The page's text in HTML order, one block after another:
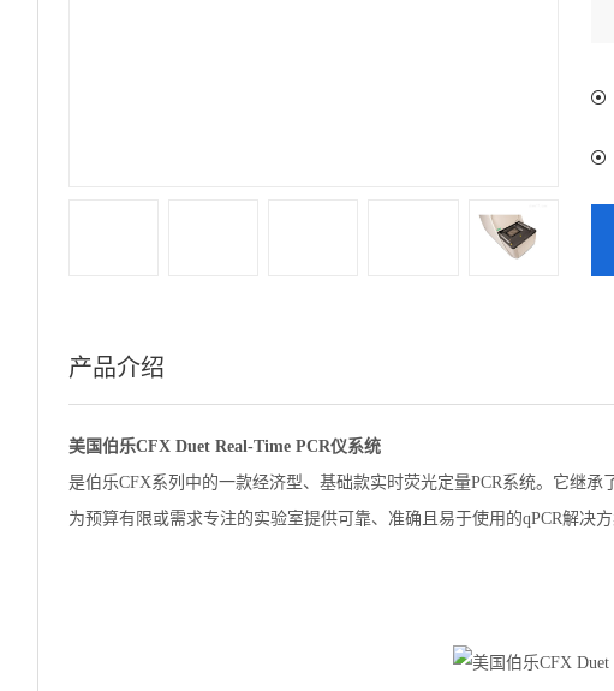
产品介绍
美国伯乐CFX Duet Real-Time PCR仪系统
是伯乐CFX系列中的一款经济型、基础款实时荧光定量PCR系统。它继
为预算有限或需求专注的实验室提供可靠、准确且易于使用的qPCR解决方